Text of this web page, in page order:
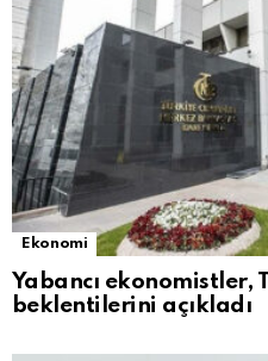
Ekonomi
Yabancı ekonomistler,
beklentilerini açıkladı